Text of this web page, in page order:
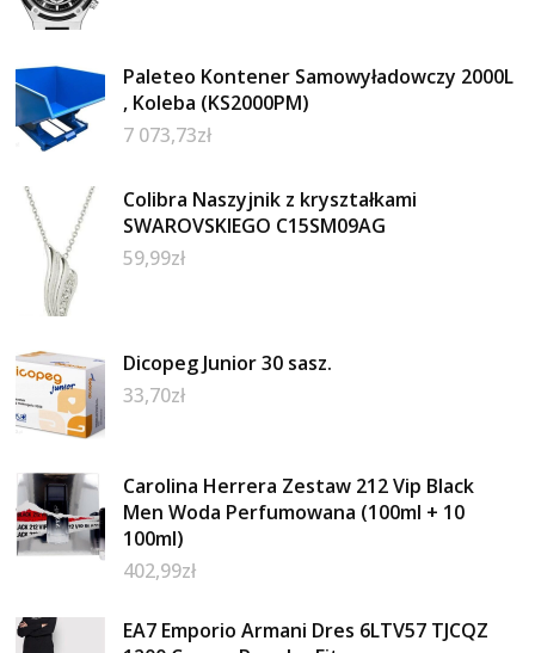
Paleteo Kontener Samowyładowczy 2000L
, Koleba (KS2000PM)
7 073,73zł
Colibra Naszyjnik z kryształkami
SWAROVSKIEGO C15SM09AG
59,99zł
Dicopeg Junior 30 sasz.
33,70zł
Carolina Herrera Zestaw 212 Vip Black
Men Woda Perfumowana (100ml + 10
100ml)
402,99zł
EA7 Emporio Armani Dres 6LTV57 TJCQZ